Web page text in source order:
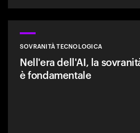
SOVRANITÀ TECNOLOGICA
Nell'era dell'AI, la
è fondamentale